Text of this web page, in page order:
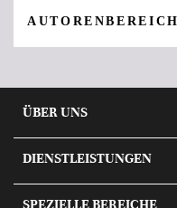
ÜBER UNS
DIENSTLEISTUNGEN
SPEZIELLE BEREICHE